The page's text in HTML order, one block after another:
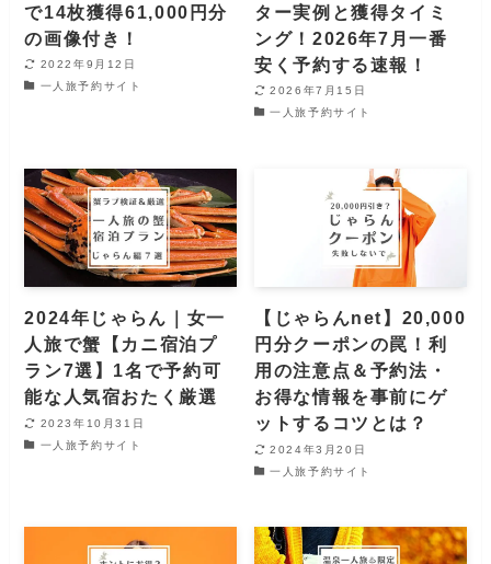
で14枚獲得61,000円分
の画像付き！
2022年9月12日
一人旅予約サイト
ター実例と獲得タイミ
ング！2026年7月一番
安く予約する速報！
2026年7月15日
一人旅予約サイト
2024年じゃらん｜女一
人旅で蟹【カニ宿泊プ
ラン7選】1名で予約可
能な人気宿おたく厳選
2023年10月31日
一人旅予約サイト
【じゃらんnet】20,000
円分クーポンの罠！利
用の注意点＆予約法・
お得な情報を事前にゲ
ットするコツとは？
2024年3月20日
一人旅予約サイト